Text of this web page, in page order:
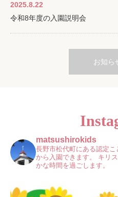
2025.8.22
令和8年度の入園説明会
お知ら
matsushirokids
長野市松代町にある認定こ
から入園できます。
キリ
かな時間を過ごします。